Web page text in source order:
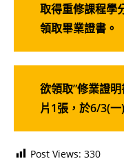
取得重修課程學
領取畢業證書。
欲領取”修業證
片1張，於6/3(一
Post Views: 330